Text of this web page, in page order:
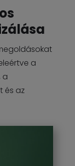
a
a
és az